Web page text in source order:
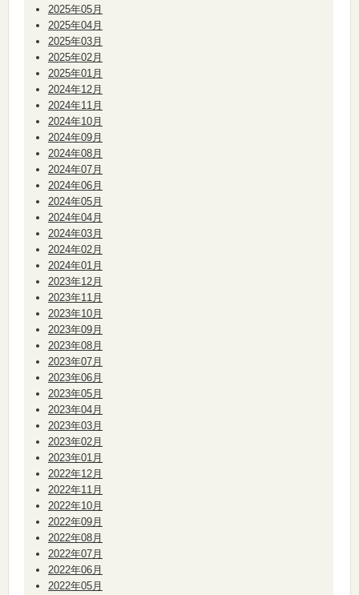
2025年05月
2025年04月
2025年03月
2025年02月
2025年01月
2024年12月
2024年11月
2024年10月
2024年09月
2024年08月
2024年07月
2024年06月
2024年05月
2024年04月
2024年03月
2024年02月
2024年01月
2023年12月
2023年11月
2023年10月
2023年09月
2023年08月
2023年07月
2023年06月
2023年05月
2023年04月
2023年03月
2023年02月
2023年01月
2022年12月
2022年11月
2022年10月
2022年09月
2022年08月
2022年07月
2022年06月
2022年05月